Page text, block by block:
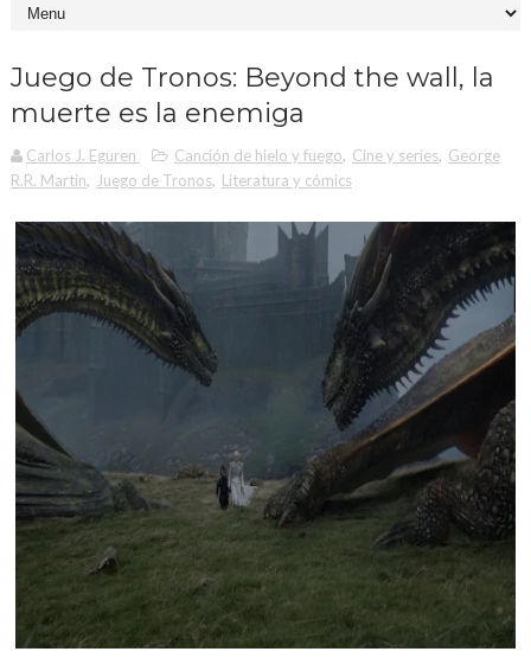
Juego de Tronos: Beyond the wall, la
muerte es la enemiga
Carlos J. Eguren Canción de hielo y fuego, Cine y series, George
R.R. Martin, Juego de Tronos, Literatura y cómics